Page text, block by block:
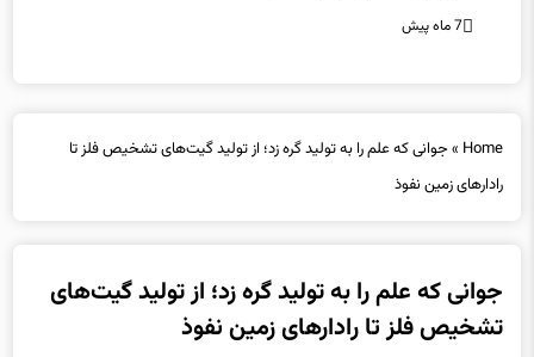
7 ماه پیش
Home
»جوانی که علم را به تولید گره زد؛ از تولید گیت‌های تشخیص فلز تا
رادارهای زمین نفوذ
جوانی که علم را به تولید گره زد؛ از تولید گیت‌های
تشخیص فلز تا رادارهای زمین نفوذ